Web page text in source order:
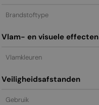
Brandstoftype
Vlam- en visuele effecten
Vlamkleuren
Veiligheidsafstanden
Gebruik